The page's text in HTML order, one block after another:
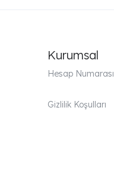
Kurumsal
Hesap Numarası
Gizlilik Koşulları